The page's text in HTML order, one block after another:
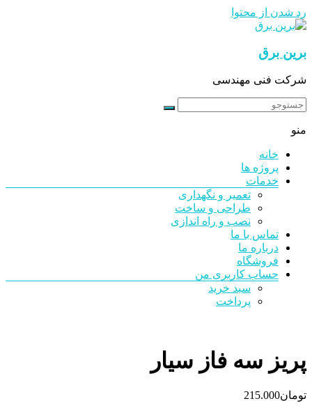
رد شدن از محتوا
برین برق
شرکت فنی مهندسی
منو
خانه
پروژه ها
خدمات
تعمیر و نگهداری
طراحی و ساخت
نصب و راه اندازی
تماس با ما
درباره ما
فروشگاه
حساب کاربری من
سبد خرید
پرداخت
پریز سه فاز سیار
تومان215.000